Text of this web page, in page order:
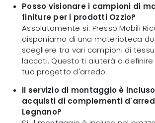
Posso visionare i campioni di
finiture per i prodotti Ozzio?
Assolutamente sì. Presso Mobili
disponiamo di una materioteca
scegliere tra vari campioni di
laccati. Questo ti aiuterà a definire
tuo progetto d'arredo.
Il servizio di montaggio è
acquisti di complementi
Legnano?